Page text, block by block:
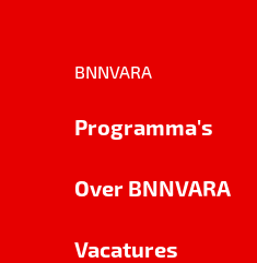
BNNVARA
Programma's
Over BNNVARA
Vacatures